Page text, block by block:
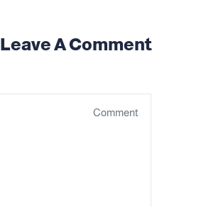
Leave A Comment